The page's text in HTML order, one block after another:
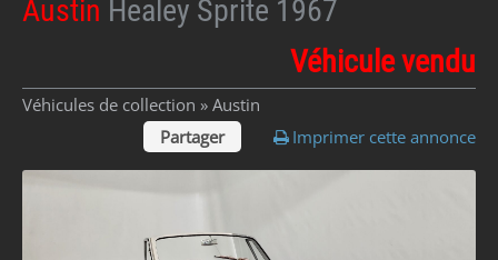
Austin Healey Sprite 1967
Véhicule vendu
Véhicules de collection » Austin
Partager
Imprimer cette annonce